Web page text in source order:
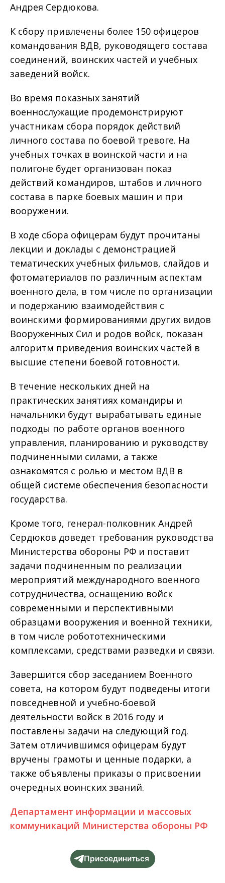
Андрея Сердюкова.
К сбору привлечены более 150 офицеров
командования ВДВ, руководящего состава
соединений, воинских частей и учебных
заведений войск.
Во время показных занятий
военнослужащие продемонстрируют
участникам сбора порядок действий
личного состава по боевой тревоге. На
учебных точках в воинской части и на
полигоне будет организован показ
действий командиров, штабов и личного
состава в парке боевых машин и при
вооружении.
В ходе сбора офицерам будут прочитаны
лекции и доклады с демонстрацией
тематических учебных фильмов, слайдов и
фотоматериалов по различным аспектам
военного дела, в том числе по организации
и подержанию взаимодействия с
воинскими формированиями других видов
Вооруженных Сил и родов войск, показан
алгоритм приведения воинских частей в
высшие степени боевой готовности.
В течение нескольких дней на
практических занятиях командиры и
начальники будут вырабатывать единые
подходы по работе органов военного
управления, планированию и руководству
подчиненными силами, а также
ознакомятся с ролью и местом ВДВ в
общей системе обеспечения безопасности
государства.
Кроме того, генерал-полковник Андрей
Сердюков доведет требования руководства
Министерства обороны РФ и поставит
задачи подчиненным по реализации
мероприятий международного военного
сотрудничества, оснащению войск
современными и перспективными
образцами вооружения и военной техники,
в том числе робототехническими
комплексами, средствами разведки и связи.
Завершится сбор заседанием Военного
совета, на котором будут подведены итоги
повседневной и учебно-боевой
деятельности войск в 2016 году и
поставлены задачи на следующий год.
Затем отличившимся офицерам будут
вручены грамоты и ценные подарки, а
также объявлены приказы о присвоении
очередных воинских званий.
Департамент информации и массовых
коммуникаций Министерства обороны РФ
Присоединиться